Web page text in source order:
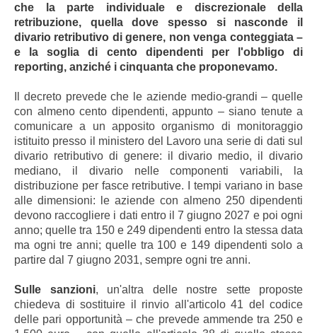
che la parte individuale e discrezionale della
retribuzione, quella dove spesso si nasconde il
divario retributivo di genere, non venga conteggiata –
e la soglia di cento dipendenti per l'obbligo di
reporting, anziché i cinquanta che proponevamo.
Il decreto prevede che le aziende medio-grandi – quelle
con almeno cento dipendenti, appunto – siano tenute a
comunicare a un apposito organismo di monitoraggio
istituito presso il ministero del Lavoro una serie di dati sul
divario retributivo di genere: il divario medio, il divario
mediano, il divario nelle componenti variabili, la
distribuzione per fasce retributive. I tempi variano in base
alle dimensioni: le aziende con almeno 250 dipendenti
devono raccogliere i dati entro il 7 giugno 2027 e poi ogni
anno; quelle tra 150 e 249 dipendenti entro la stessa data
ma ogni tre anni; quelle tra 100 e 149 dipendenti solo a
partire dal 7 giugno 2031, sempre ogni tre anni.
Sulle sanzioni, un'altra delle nostre sette proposte
chiedeva di sostituire il rinvio all'articolo 41 del codice
delle pari opportunità – che prevede ammende tra 250 e